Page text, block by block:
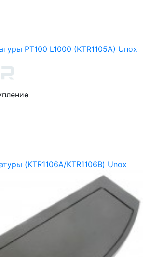
PT100 L1000 (KTR1105A) Unox
(KTR1106A/KTR1106B) Unox